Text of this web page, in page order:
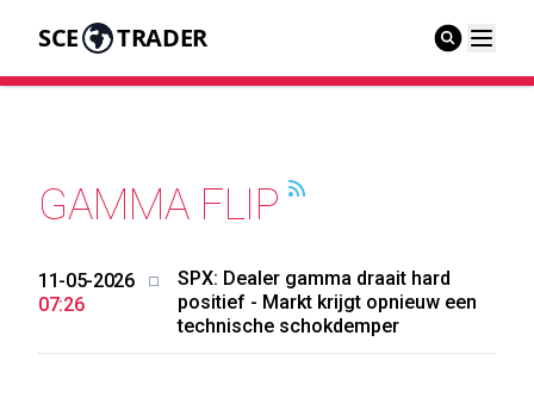
SCE TRADER
GAMMA FLIP
11-05-2026
07:26
SPX: Dealer gamma draait hard
positief - Markt krijgt opnieuw een
technische schokdemper